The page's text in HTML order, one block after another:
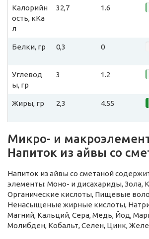
Калорийн
ость, кКа
л
32,7 1.6
Белки, гр 0,3 0
Углевод
ы, гр
3 1.2
Жиры, гр 2,3 4.55
Микро- и
Напиток из айвы со
Напиток из айвы со сметаной
элементы: Моно- и дисахариды, Зола,
Органические кислоты, Пищевые
Ненасыщеные жирные кислоты,
Магний, Кальций, Сера, Медь, Йод,
Молибден, Кобальт, Селен, Цинк,